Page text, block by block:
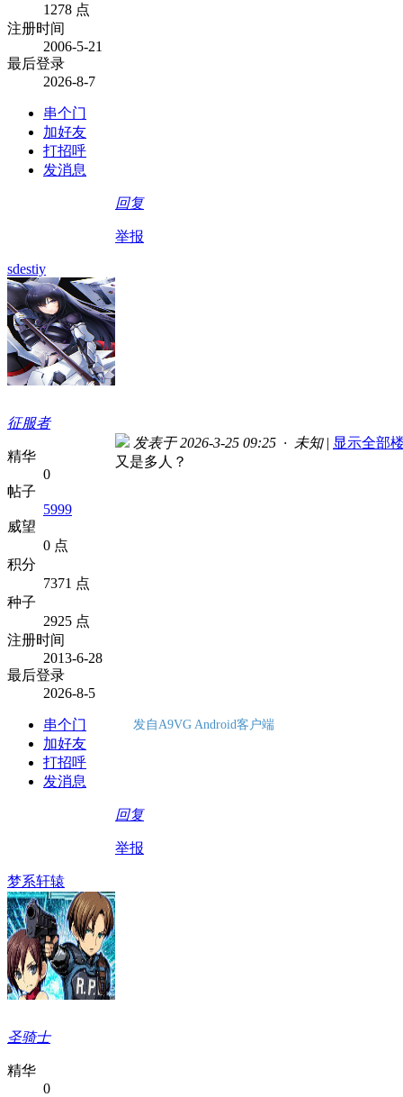
1278 点
注册时间
2006-5-21
最后登录
2026-8-7
串个门
加好友
打招呼
发消息
回复
举报
sdestiy
征服者
精华
0
帖子
5999
威望
0 点
积分
7371 点
种子
2925 点
注册时间
2013-6-28
最后登录
2026-8-5
串个门
加好友
打招呼
发消息
发表于 2026-3-25 09:25 · 未知 | 显示全部
又是多人？
发自A9VG Android客户端
回复
举报
梦系轩辕
圣骑士
精华
0